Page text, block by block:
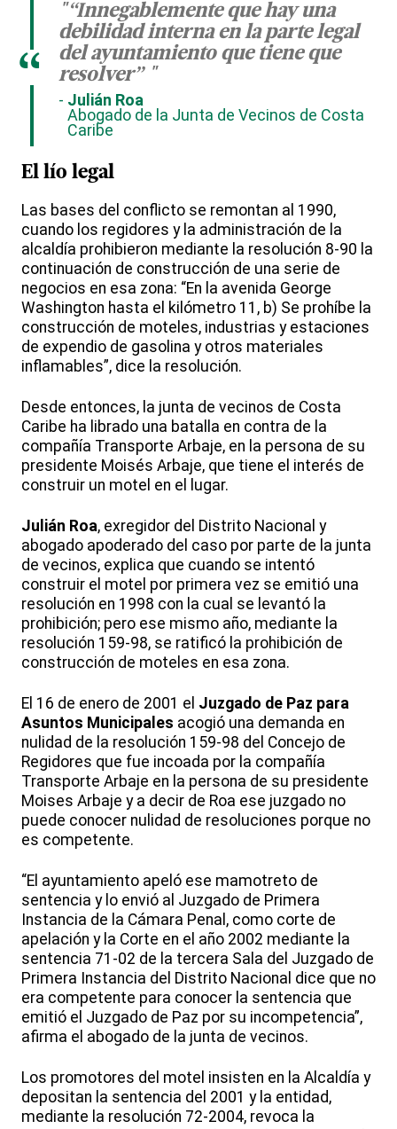
"“Innegablemente que hay una
debilidad interna en la parte legal
del ayuntamiento que tiene que
resolver” "
Julián Roa
Abogado de la Junta de Vecinos de Costa
Caribe
“
El lío legal
Las bases del conflicto se remontan al 1990,
cuando los regidores y la administración de la
alcaldía prohibieron mediante la resolución 8-90 la
continuación de construcción de una serie de
negocios en esa zona: “En la avenida George
Washington hasta el kilómetro 11, b) Se prohíbe la
construcción de moteles, industrias y estaciones
de expendio de gasolina y otros materiales
inflamables”, dice la resolución.
Desde entonces, la junta de vecinos de Costa
Caribe ha librado una batalla en contra de la
compañía Transporte Arbaje, en la persona de su
presidente Moisés Arbaje, que tiene el interés de
construir un motel en el lugar.
Julián Roa, exregidor del Distrito Nacional y
abogado apoderado del caso por parte de la junta
de vecinos, explica que cuando se intentó
construir el motel por primera vez se emitió una
resolución en 1998 con la cual se levantó la
prohibición; pero ese mismo año, mediante la
resolución 159-98, se ratificó la prohibición de
construcción de moteles en esa zona.
El 16 de enero de 2001 el Juzgado de Paz para
Asuntos Municipales acogió una demanda en
nulidad de la resolución 159-98 del Concejo de
Regidores que fue incoada por la compañía
Transporte Arbaje en la persona de su presidente
Moises Arbaje y a decir de Roa ese juzgado no
puede conocer nulidad de resoluciones porque no
es competente.
“El ayuntamiento apeló ese mamotreto de
sentencia y lo envió al Juzgado de Primera
Instancia de la Cámara Penal, como corte de
apelación y la Corte en el año 2002 mediante la
sentencia 71-02 de la tercera Sala del Juzgado de
Primera Instancia del Distrito Nacional dice que no
era competente para conocer la sentencia que
emitió el Juzgado de Paz por su incompetencia”,
afirma el abogado de la junta de vecinos.
Los promotores del motel insisten en la Alcaldía y
depositan la sentencia del 2001 y la entidad,
mediante la resolución 72-2004, revoca la